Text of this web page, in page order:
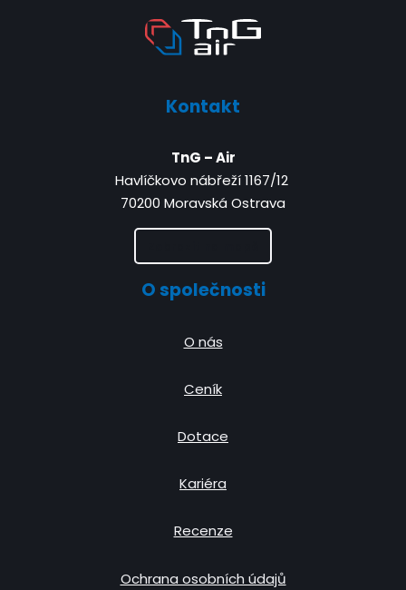
Kontakt
TnG – Air
Havlíčkovo nábřeží 1167/12
70200 Moravská Ostrava
O společnosti
O nás
Ceník
Dotace
Kariéra
Recenze
Ochrana osobních údajů